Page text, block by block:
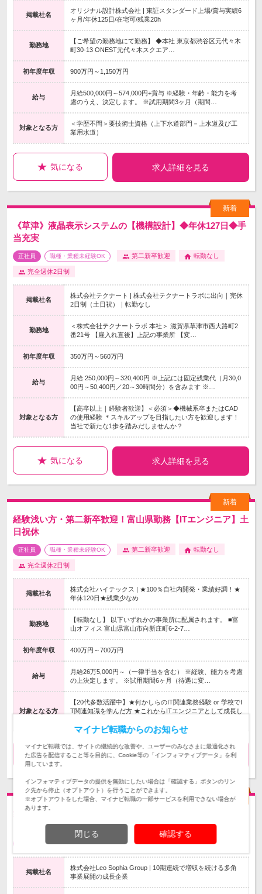
掲載社名
オリジナル設計株式会社 | 東証スタンダード上場/賞与実績6
ヶ月/年休125日/在宅可/残業20h
勤務地
【ご希望の勤務地にて勤務】 ◆本社 東京都渋谷区元代々木
町30-13 ONEST元代々木スクエア…
初年度年収 900万円～1,150万円
給与
月給500,000円～574,000円+賞与 ※経験・年齢・能力を考
慮のうえ、決定します。 ※試用期間3ヶ月（期間…
対象となる方
＜学歴不問＞要技術士資格（上下水道部門－上水道及び工
業用水道）
気になる 求人詳細を見る
《草津》液晶表示システムの【機構設計】◆年休127日◆手
当充実
正社員 職種・業種未経験OK 第二新卒歓迎 転勤なし
完全週休2日制
掲載社名
株式会社テクナート | 株式会社テクナートラボに出向｜完休
2日制（土日祝）｜転勤なし
勤務地
＜株式会社テクナートラボ 本社＞ 滋賀県草津市西大路町2
番21号 【雇入れ直後】上記の事業所 【変…
初年度年収 350万円～560万円
給与
月給 250,000円～320,400円 ※上記には固定残業代（月30,0
00円～50,400円／20～30時間分）を含みます ※…
対象となる方
【高卒以上｜経験者歓迎】＜必須＞◆機械系卒またはCAD
の使用経験 ＊スキルアップを目指したい方を歓迎します！
当社で新たな1歩を踏みだしませんか？
気になる 求人詳細を見る
経験浅い方・第二新卒歓迎！富山県勤務【ITエンジニア】土
日祝休
正社員 職種・業種未経験OK 第二新卒歓迎 転勤なし
完全週休2日制
掲載社名
株式会社ハイテックス | ★100％自社内開発・業績好調！★
年休120日★残業少なめ
勤務地
【転勤なし】 以下いずれかの事業所に配属されます。 ■富
山オフィス 富山県富山市向新庄町6-2-7…
初年度年収 400万円～700万円
給与
月給26万5,000円～（一律手当を含む） ※経験、能力を考慮
の上決定します。 ※試用期間6ヶ月（待遇に変…
対象となる方
【20代多数活躍中】★何かしらのIT関連業務経験 or 学校でI
T関連知識を学んだ方 ★これからITエンジニアとして成長し
気になる 求人詳細を見る
集客統括室【集客担当マーケティングプランナー】裁量大
きく活躍
転勤なし 完全週休2日制
掲載社名
株式会社Leo Sophia Group | 10期連続で増収を続ける多角
事業展開の成長企業
マイナビ転職からのお知らせ
マイナビ転職では、サイトの継続的な改善や、ユーザーのみなさまに最適化され
た広告を配信すること等を目的に、Cookie等の「インフォマティブデータ」を利
用しています。
インフォマティブデータの提供を無効にしたい場合は「確認する」ボタンのリン
ク先から停止（オプトアウト）を行うことができます。
※オプトアウトをした場合、マイナビ転職の一部サービスを利用できない場合が
あります。
閉じる 確認する